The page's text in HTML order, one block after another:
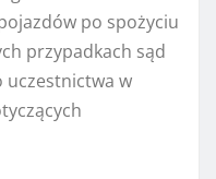
po spożyciu
przypadkach sąd
uczestnictwa w